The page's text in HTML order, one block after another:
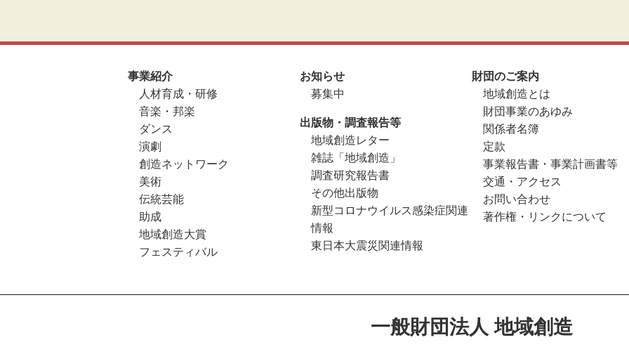
事業紹介
人材育成・研修
音楽・邦楽
ダンス
演劇
創造ネットワーク
美術
伝統芸能
助成
地域創造大賞
フェスティバル
お知らせ
募集中
出版物・調査報告等
地域創造レター
雑誌「地域創造」
調査研究報告書
その他出版物
新型コロナウイルス感染症関連
情報
東日本大震災関連情報
財団のご案内
地域創造とは
財団事業のあゆみ
関係者名簿
定款
事業報告書・事業計画書等
交通・アクセス
お問い合わせ
著作権・リンクについて
一般財団法人 地域創造